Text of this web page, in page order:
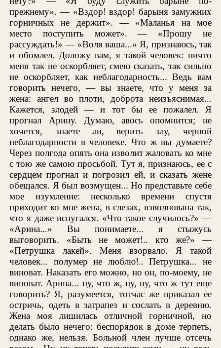
прежнему». — «Вздор! вздор! барыня замужних
горничных не держит». — «Маланья на мое
место поступить может». — «Прошу не
рассуждать!» — «Воля ваша...» Я, признаюсь, так
и обомлел. Доложу вам, я такой человек: ничто
меня так не оскорбляет, смею сказать, так сильно
не оскорбляет, как неблагодарность... Ведь вам
говорить нечего, — вы знаете, что у меня за
жена: ангел во плоти, доброта неизъяснимая...
Кажется, злодей — и тот бы ее пожалел. Я
прогнал Арину. Думаю, авось опомнится; не
хочется, знаете ли, верить злу, черной
неблагодарности в человеке. Что ж вы думаете?
Через полгода опять она изволит жаловать ко мне
с тою же самою просьбой. Тут я, признаюсь, ее с
сердцем прогнал и погрозил ей, и сказать жене
обещался. Я был возмущен... Но представьте себе
мое изумление: несколько времени спустя
приходит ко мне жена, в слезах, взволнована так,
что я даже испугался. «Что такое случилось?» —
«Арина...» Вы понимаете... я стыжусь
выговорить. «Быть не может!.. кто же?» —
«Петрушка лакей». Меня взорвало. Я такой
человек... полумер не люблю!.. Петрушка... не
виноват. Наказать его можно, но он, по-моему, не
виноват. Арина... ну, что ж, ну, ну, что ж тут еще
говорить? Я, разумеется, тотчас же приказал ее
остричь, одеть в затрапез и сослать в деревню.
Жена моя лишилась отличной горничной, но
делать было нечего: беспорядок в доме терпеть,
однако же, нельзя. Больной член лучше отсечь